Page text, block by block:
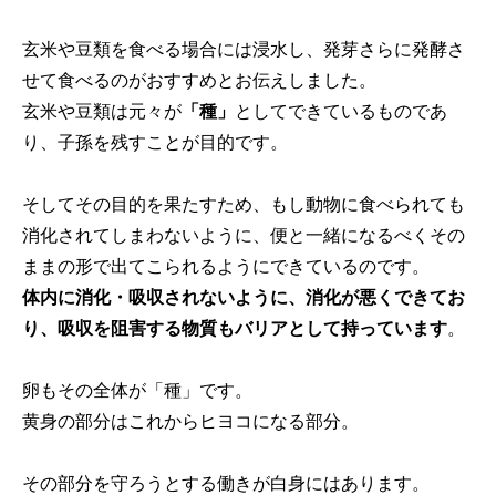
玄米や豆類を食べる場合には浸水し、発芽さらに発酵さ
せて食べるのがおすすめとお伝えしました。
玄米や豆類は元々が 「種」 としてできているものであ
り、子孫を残すことが目的です。
そしてその目的を果たすため、もし動物に食べられても
消化されてしまわないように、便と一緒になるべくその
ままの形で出てこられるようにできているのです。
体内に消化・吸収されないように、消化が悪くできてお
り、吸収を阻害する物質もバリアとして持っています。
卵もその全体が「種」です。
黄身の部分はこれからヒヨコになる部分。
その部分を守ろうとする働きが白身にはあります。